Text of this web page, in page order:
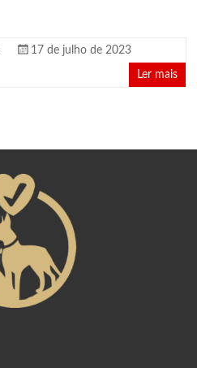
17 de julho de 2023
Ler mais